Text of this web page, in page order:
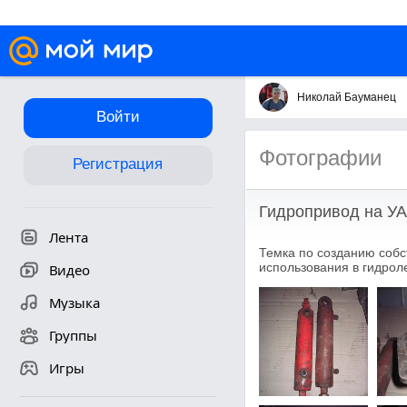
Войти
Регистрация
Лента
Видео
Музыка
Группы
Игры
Николай Бауманец
Фотографии
Гидропривод на
Темка по созданию
использования в